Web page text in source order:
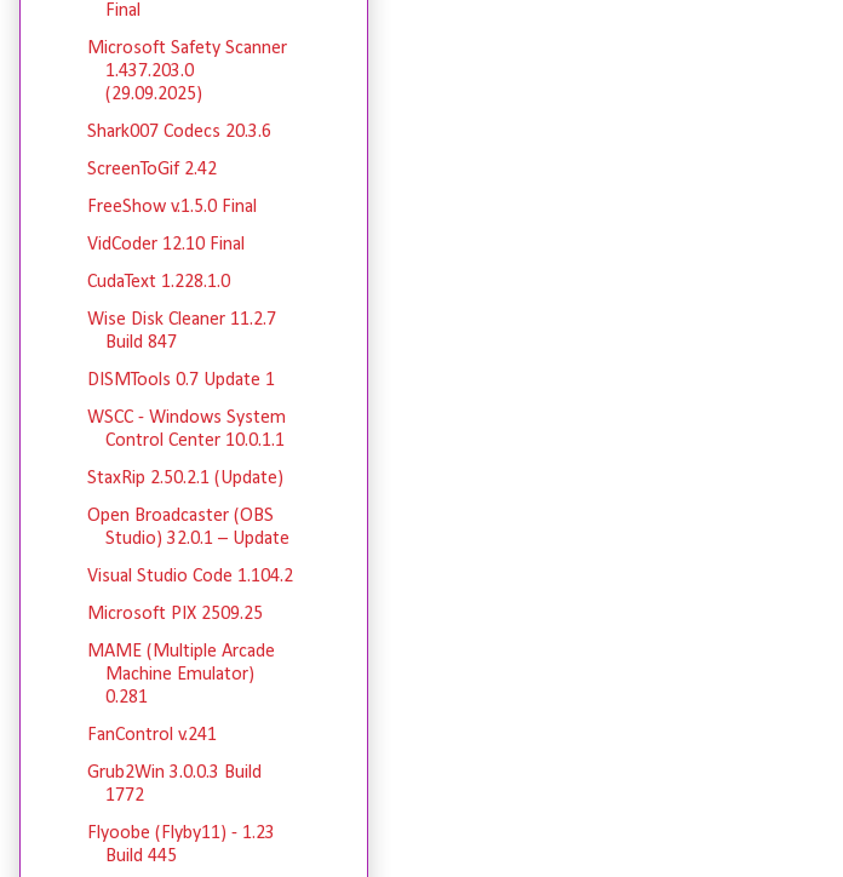
Final
Microsoft Safety Scanner
1.437.203.0
(29.09.2025)
Shark007 Codecs 20.3.6
ScreenToGif 2.42
FreeShow v.1.5.0 Final
VidCoder 12.10 Final
CudaText 1.228.1.0
Wise Disk Cleaner 11.2.7
Build 847
DISMTools 0.7 Update 1
WSCC - Windows System
Control Center 10.0.1.1
StaxRip 2.50.2.1 (Update)
Open Broadcaster (OBS
Studio) 32.0.1 – Update
Visual Studio Code 1.104.2
Microsoft PIX 2509.25
MAME (Multiple Arcade
Machine Emulator)
0.281
FanControl v.241
Grub2Win 3.0.0.3 Build
1772
Flyoobe (Flyby11) - 1.23
Build 445